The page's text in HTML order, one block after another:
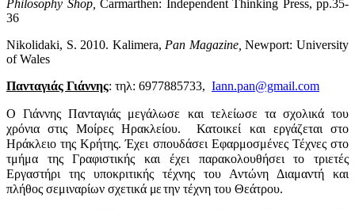
Philosophy Shop, Carmarthen: Independent Thinking Press, pp.35-
36
Nikolidaki, S. 2010. Kalimera, Pan Magazine,Newport: University
of Wales
Πανταγιάς Γιάννης: τηλ: 6977885733, Iann.pan@gmail.com
Ο Γιάννης Πανταγιάς μεγάλωσε και τελείωσε τα σχολικά του
χρόνια στις Μοίρες Ηρακλείου. Κατοικεί και εργάζεται στο
Ηράκλειο της Κρήτης. Έχει σπουδάσει Εφαρμοσμένες Τέχνες στο
τμήμα της Γραφιστικής και έχει παρακολουθήσει το τριετές
Εργαστήρι της υποκριτικής τέχνης του Αντώνη Διαμαντή και
πλήθος σεμιναρίων σχετικά μετην τέχνη του Θεάτρου.